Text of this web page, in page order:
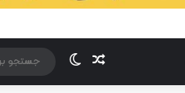
مقاله تصادفی
تغییر پوست